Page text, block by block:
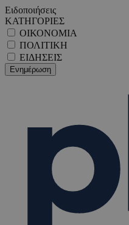
Ειδοποιήσεις
ΚΑΤΗΓΟΡΙΕΣ
ΟΙΚΟΝΟΜΙΑ
ΠΟΛΙΤΙΚΗ
ΕΙΔΗΣΕΙΣ